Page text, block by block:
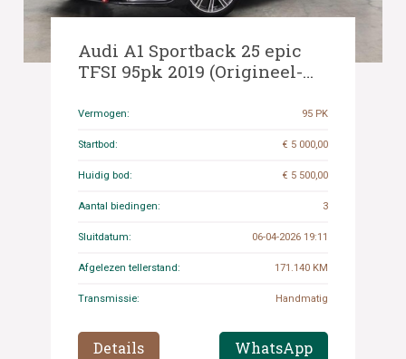
Audi A1 Sportback 25 epic
TFSI 95pk 2019 (Origineel-
Vermogen: 95 PK
Startbod: € 5 000,00
Huidig bod: € 5 500,00
Aantal biedingen: 3
Sluitdatum: 06-04-2026 19:11
Afgelezen tellerstand: 171.140 KM
Transmissie: Handmatig
Details WhatsApp